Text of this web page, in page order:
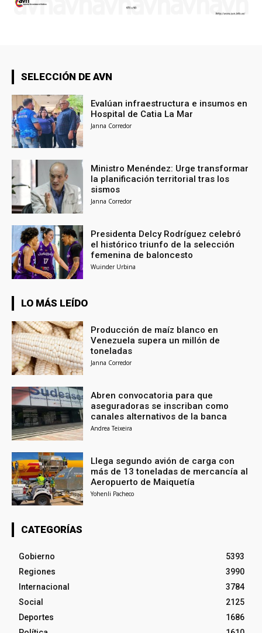
SELECCIÓN DE AVN
Evalúan infraestructura e insumos en
Hospital de Catia La Mar
Janna Corredor
Ministro Menéndez: Urge transformar
la planificación territorial tras los
sismos
Janna Corredor
Presidenta Delcy Rodríguez celebró
el histórico triunfo de la selección
femenina de baloncesto
Wuinder Urbina
LO MÁS LEÍDO
Producción de maíz blanco en
Venezuela supera un millón de
toneladas
Janna Corredor
Abren convocatoria para que
aseguradoras se inscriban como
canales alternativos de la banca
Andrea Teixeira
Llega segundo avión de carga con
más de 13 toneladas de mercancía al
Aeropuerto de Maiquetía
Yohenli Pacheco
CATEGORÍAS
Gobierno
5393
Regiones
3990
Internacional
3784
Social
2125
Deportes
1686